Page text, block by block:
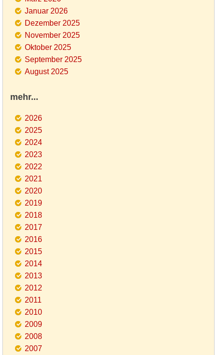
Januar 2026
Dezember 2025
November 2025
Oktober 2025
September 2025
August 2025
mehr...
2026
2025
2024
2023
2022
2021
2020
2019
2018
2017
2016
2015
2014
2013
2012
2011
2010
2009
2008
2007